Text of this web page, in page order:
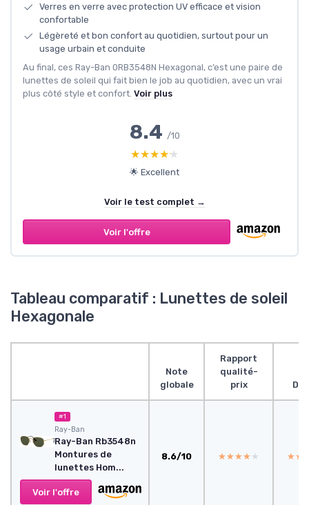
Verres en verre avec protection UV efficace et vision
confortable
Légèreté et bon confort au quotidien, surtout pour un
usage urbain et conduite
Au final, ces Ray-Ban 0RB3548N Hexagonal, c’est une paire de
lunettes de soleil qui fait bien le job au quotidien, avec un vrai
plus côté style et confort. Voir plus
8.4 /10
★★★★★
★★★★★
🌟 Excellent
Voir le test complet →
Voir l'offre
Tableau comparatif : Lunettes de soleil
Hexagonale
Note
globale
Rapport
qualité-
prix
#1
Ray-Ban
Ray-Ban Rb3548n
Montures de
lunettes Hom...
Voir l'offre
8.6/10 ★★★★★
★★★★★